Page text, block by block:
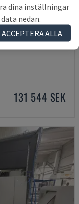
131 544 SEK
dina inställningar
nedan.
ACCEPTERA ALLA